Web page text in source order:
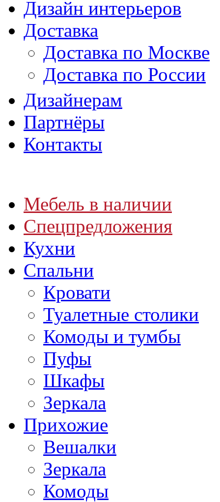
Дизайн интерьеров
Доставка
Доставка по Москве
Доставка по России
Дизайнерам
Партнёры
Контакты
Мебель в наличии
Спецпредложения
Кухни
Спальни
Кровати
Туалетные столики
Комоды и тумбы
Пуфы
Шкафы
Зеркала
Прихожие
Вешалки
Зеркала
Комоды